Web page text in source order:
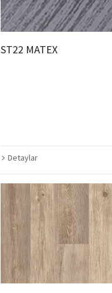
ST22 MATEX
Detaylar